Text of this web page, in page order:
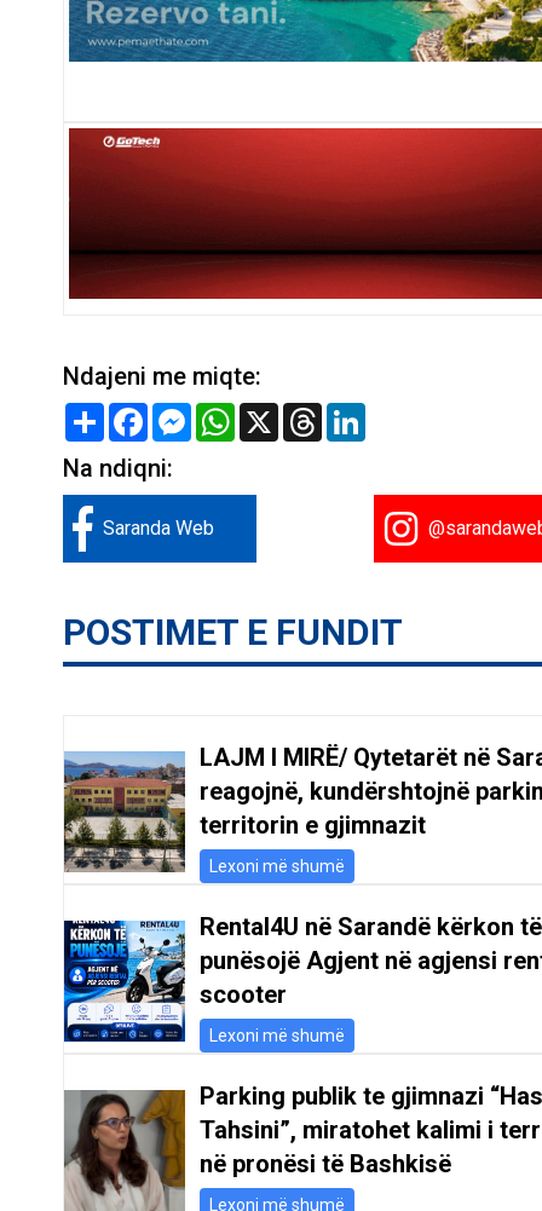
Ndajeni me miqte:
Share FacebookMessenger
WhatsApp
X Threads
Na ndiqni:
Saranda Web
POSTIMET E FUNDIT
LAJM I MIRË/ Qytetarët në
reagojnë, kundërshtojnë
territorin e gjimnazit
Lexoni më shumë
Rental4U në Sarandë kërkon të
punësojë Agjent në agjensi
scooter
Lexoni më shumë
Parking publik te gjimnazi
Tahsini”, miratohet kalimi i
në pronësi të Bashkisë
Lexoni më shumë